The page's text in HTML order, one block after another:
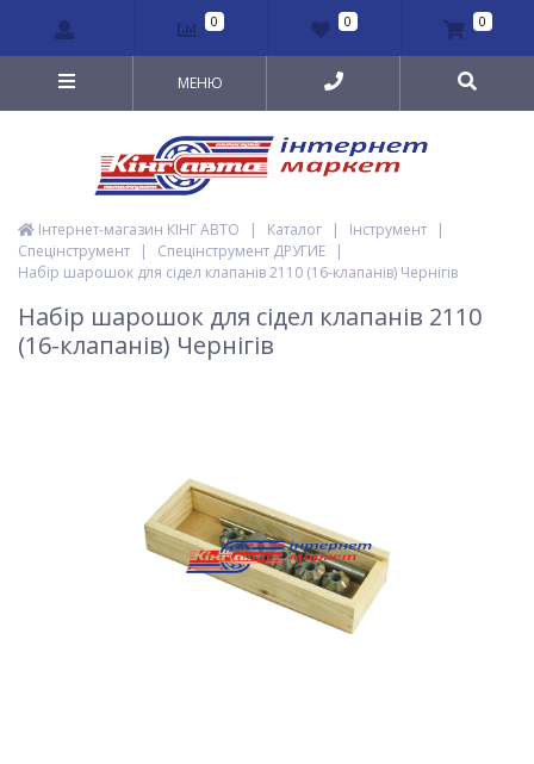
0 0 0
МЕНЮ
Інтернет-магазин КІНГ АВТО | Каталог | Інструмент
|
Спецінструмент
| Спецінструмент ДРУГИЕ
|
Набір шарошок для сідел клапанів 2110 (16-клапанів) Чернігів
Набір шарошок для сідел клапанів 2110
(16-клапанів) Чернігів